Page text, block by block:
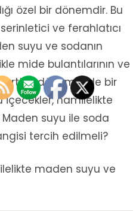
özel bir dönemdir. Bu
ve ferahlatıcı
suyu ve sodanın
mide bulantılarının ve
arttığı dönemlerde bir
içecekler, hamilelikte
suyu ile soda
tercih edilmeli?
maden suyu ve